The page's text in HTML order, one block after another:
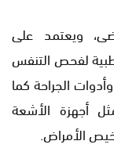
ويعتمد على
لفحص التنفس
الجراحة كما
أجهزة الأشعة
الأمراض.